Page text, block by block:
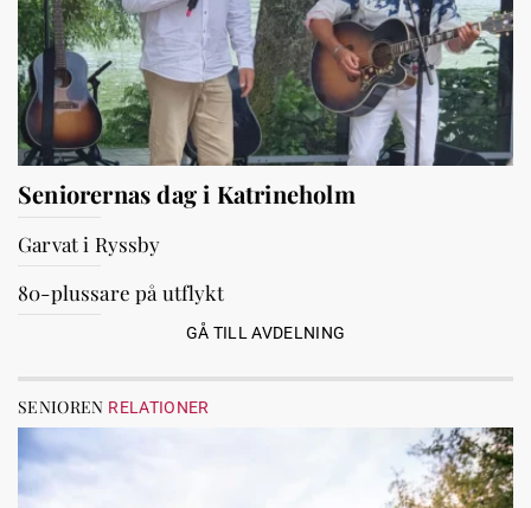
Seniorernas dag i Katrineholm
Garvat i Ryssby
80-plussare på utflykt
GÅ TILL AVDELNING
SENIOREN RELATIONER